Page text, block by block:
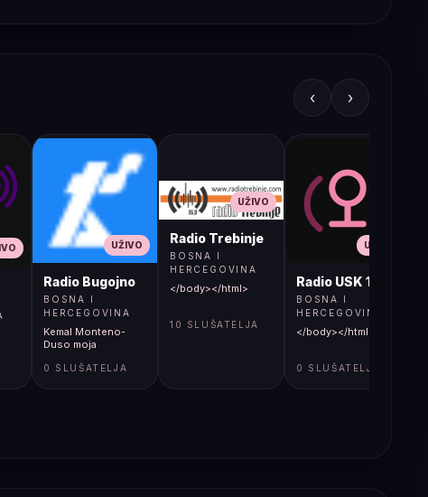
‹ ›
UŽIVO
Radio Bugojno
BOSNA I
HERCEGOVINA
Kemal Monteno-
Duso moja
0 SLUŠATELJA
UŽIVO
Radio Trebinje
BOSNA I
HERCEGOVINA
</body></html>
10 SLUŠATELJA
UŽIVO
Radio USK 1
BOSNA I
HERCEGOVINA
</body></html>
0 SLUŠATELJA